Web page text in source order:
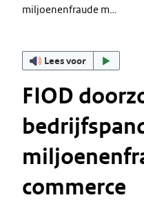
miljoenenfraude m…
Lees voor
FIOD
commerce